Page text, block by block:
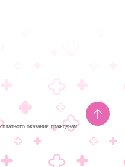
оказания гражданам